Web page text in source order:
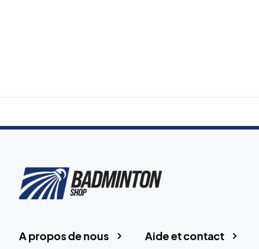
Aide et contact
A propos de nous